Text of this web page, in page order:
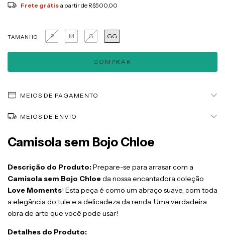
Frete grátis a partir de R$500,00
TAMANHO P M G GG
MEIOS DE PAGAMENTO
MEIOS DE ENVIO
Camisola sem Bojo Chloe
Descrição do Produto:Prepare-se para arrasar com a
Camisola sem Bojo Chloeda nossa encantadora coleção
Love Moments! Esta peça é como um abraço suave, com toda
a elegância do tule e a delicadeza da renda. Uma verdadeira
obra de arte que você pode usar!
Detalhes do Produto: